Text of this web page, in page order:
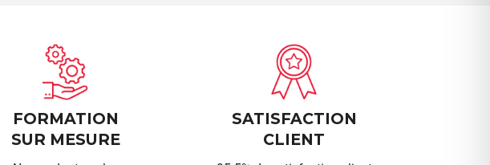
FORMATION
SUR MESURE
SATISFACTION
CLIENT